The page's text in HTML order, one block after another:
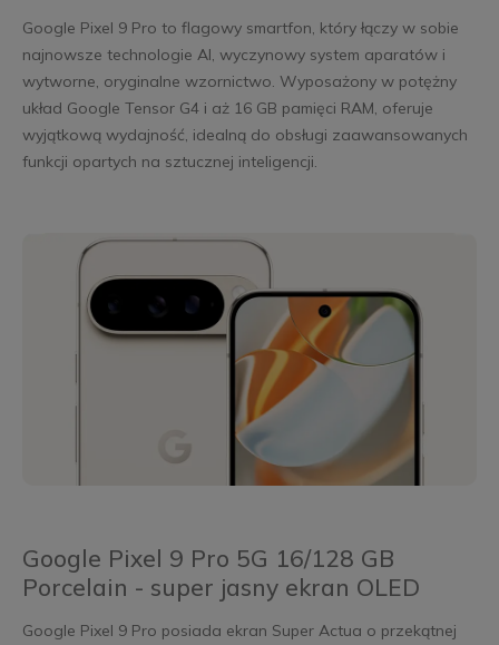
Google Pixel 9 Pro to flagowy smartfon, który łączy w sobie
najnowsze technologie AI, wyczynowy system aparatów i
wytworne, oryginalne wzornictwo. Wyposażony w potężny
układ Google Tensor G4 i aż 16 GB pamięci RAM, oferuje
wyjątkową wydajność, idealną do obsługi zaawansowanych
funkcji opartych na sztucznej inteligencji.
Google Pixel 9 Pro 5G 16/128 GB
Porcelain - super jasny ekran OLED
Google Pixel 9 Pro posiada ekran Super Actua o przekątnej